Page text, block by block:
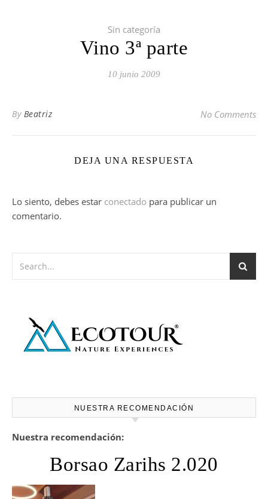
Sin categoría
Vino 3ª parte
10 junio 2009
By Beatriz No Comments
DEJA UNA RESPUESTA
Lo siento, debes estar conectado para publicar un
comentario.
NUESTRA RECOMENDACIÓN
Nuestra recomendación:
Borsao Zarihs 2.020